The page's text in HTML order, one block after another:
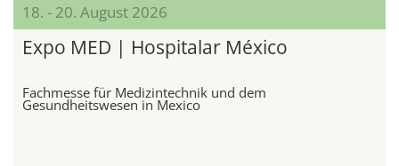
18. - 20. August 2026
Expo MED | Hospitalar México
Fachmesse für Medizintechnik und dem
Gesundheitswesen in Mexico